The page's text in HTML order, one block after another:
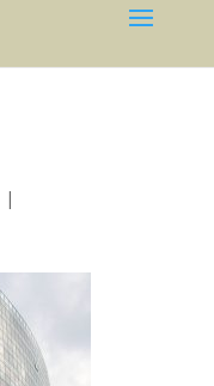
|